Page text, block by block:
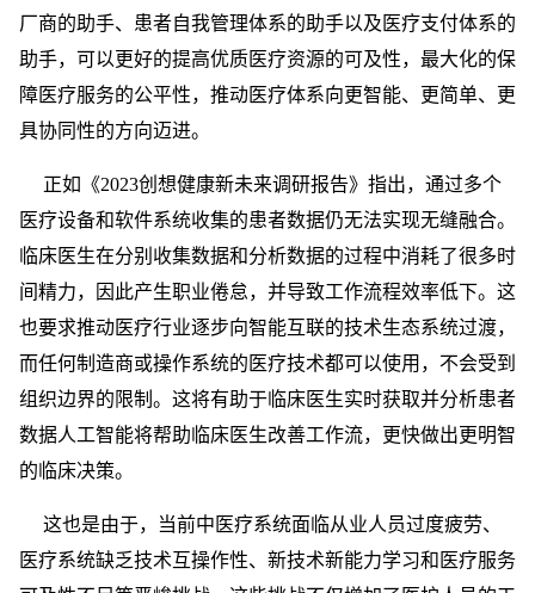
厂商的助手、患者自我管理体系的助手以及医疗支付体系的
助手，可以更好的提高优质医疗资源的可及性，最大化的保
障医疗服务的公平性，推动医疗体系向更智能、更简单、更
具协同性的方向迈进。
正如《2023创想健康新未来调研报告》指出，通过多个
医疗设备和软件系统收集的患者数据仍无法实现无缝融合。
临床医生在分别收集数据和分析数据的过程中消耗了很多时
间精力，因此产生职业倦怠，并导致工作流程效率低下。这
也要求推动医疗行业逐步向智能互联的技术生态系统过渡，
而任何制造商或操作系统的医疗技术都可以使用，不会受到
组织边界的限制。这将有助于临床医生实时获取并分析患者
数据人工智能将帮助临床医生改善工作流，更快做出更明智
的临床决策。
这也是由于，当前中医疗系统面临从业人员过度疲劳、
医疗系统缺乏技术互操作性、新技术新能力学习和医疗服务